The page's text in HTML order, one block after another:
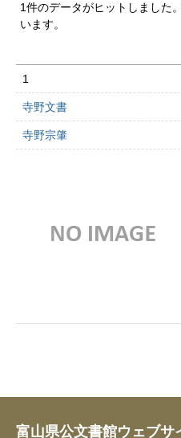
1件のデータがヒットしました
います。
1
寺野文書
寺野宗肇
富山県公文書館ウェブサ